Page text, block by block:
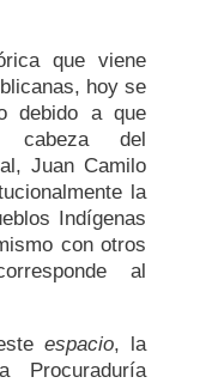
que viene
hoy se
debido a que
cabeza del
Juan Camilo
la
Indígenas
con otros
al
espacio, la
Procuraduría